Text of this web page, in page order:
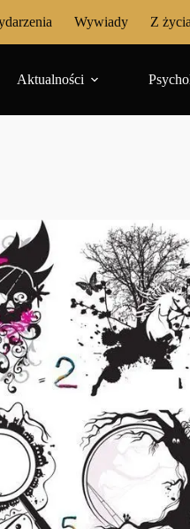
Wywiady Z
Aktualności